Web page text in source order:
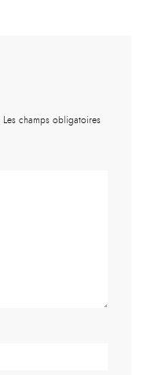
Les champs obligatoires